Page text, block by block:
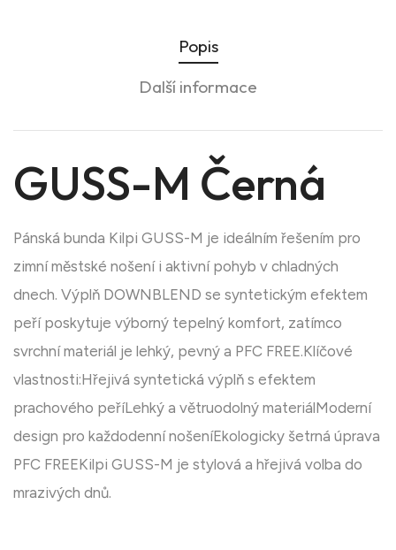
Popis
Další informace
GUSS-M Černá
Pánská bunda Kilpi GUSS-M je ideálním řešením pro
zimní městské nošení i aktivní pohyb v chladných
dnech. Výplň DOWNBLEND se syntetickým efektem
peří poskytuje výborný tepelný komfort, zatímco
svrchní materiál je lehký, pevný a PFC FREE.Klíčové
vlastnosti:Hřejivá syntetická výplň s efektem
prachového peříLehký a větruodolný materiálModerní
design pro každodenní nošeníEkologicky šetrná úprava
PFC FREEKilpi GUSS-M je stylová a hřejivá volba do
mrazivých dnů.